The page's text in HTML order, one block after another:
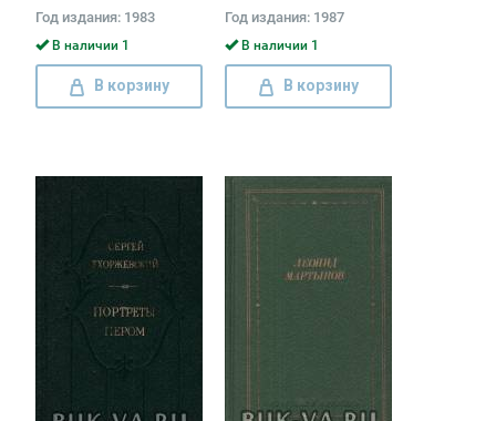
Год издания: 1983
В наличии 1
В корзину
Год издания: 1987
В наличии 1
В корзину